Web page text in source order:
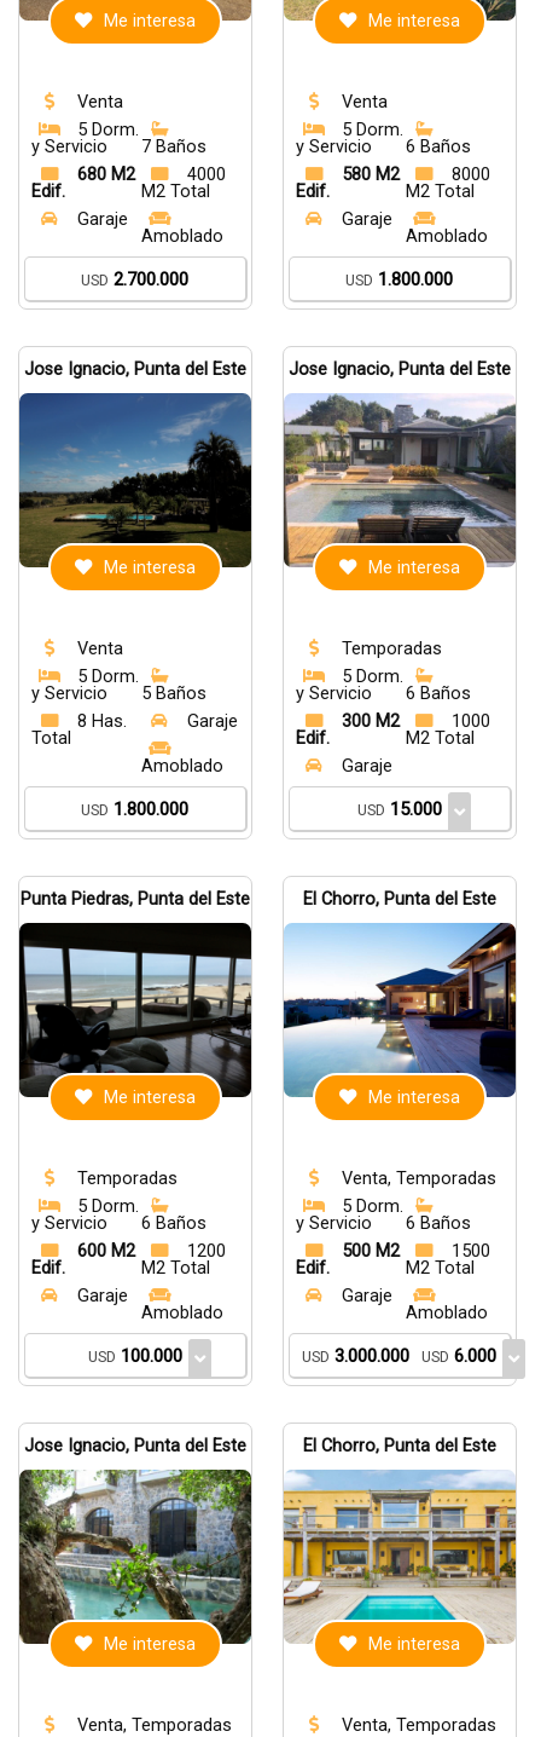
Me interesa
Venta
5 Dorm.
y Servicio
7 Baños
680 M2
Edif.
4000
M2 Total
Garaje
Amoblado
USD 2.700.000
Me interesa
Venta
5 Dorm.
y Servicio
6 Baños
580 M2
Edif.
8000
M2 Total
Garaje
Amoblado
USD 1.800.000
Jose Ignacio, Punta del Este
Me interesa
Venta
5 Dorm.
y Servicio
5 Baños
8 Has.
Total
Garaje
Amoblado
USD 1.800.000
Jose Ignacio, Punta del Este
Me interesa
Temporadas
5 Dorm.
y Servicio
6 Baños
300 M2
Edif.
1000
M2 Total
Garaje
USD 15.000
Punta Piedras, Punta del Este
Me interesa
Temporadas
5 Dorm.
y Servicio
6 Baños
600 M2
Edif.
1200
M2 Total
Garaje
Amoblado
USD 100.000
El Chorro, Punta del Este
Me interesa
Venta, Temporadas
5 Dorm.
y Servicio
6 Baños
500 M2
Edif.
1500
M2 Total
Garaje
Amoblado
USD 3.000.000 USD 6.000
Jose Ignacio, Punta del Este
Me interesa
Venta, Temporadas
El Chorro, Punta del Este
Me interesa
Venta, Temporadas